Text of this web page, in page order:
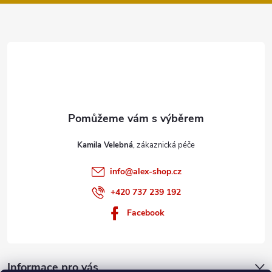
Kamila Velebná
info@alex-shop.cz
+420 737 239 192
Facebook
Informace pro vás